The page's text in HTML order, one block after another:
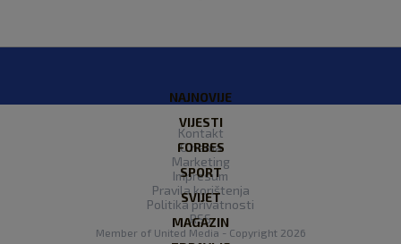
NAJNOVIJE
VIJESTI
FORBES
SPORT
SVIJET
MAGAZIN
Kontakt
O nama
Marketing
Impresum
Pravila korištenja
Politika privatnosti
RSS
Member of United Media - Copyright 2026